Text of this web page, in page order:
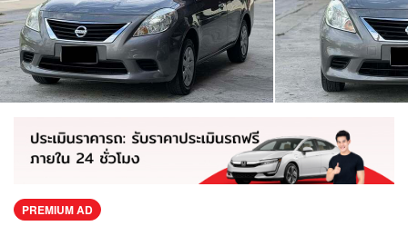
PREMIUM AD